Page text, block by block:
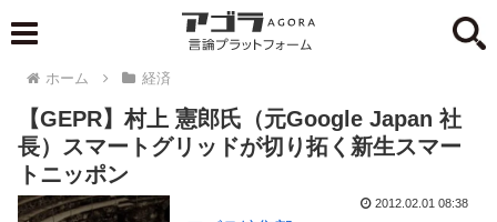
ホーム 経済
【GEPR】村上 憲郎氏（元Google Japan 社
長）スマートグリッドが切り拓く新生スマー
トニッポン
2012.02.01 08:38